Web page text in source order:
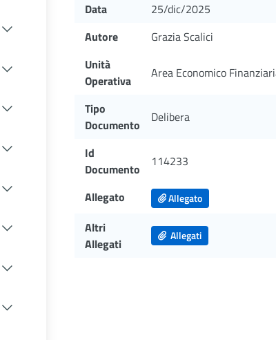
Data
25/dic/2025
Autore
Grazia Scalici
Unità
Operativa
Area Economico
Tipo
Documento
Delibera
Id
Documento
114233
Allegato Allegato
Altri
Allegati
Allegati